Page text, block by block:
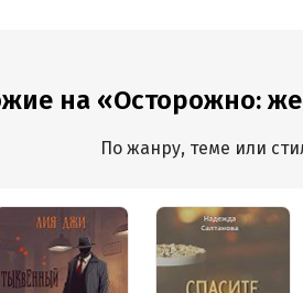
на «Осторожно:
По жанру, теме или